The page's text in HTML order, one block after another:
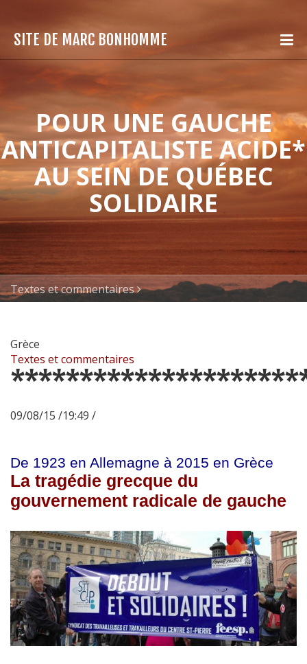
SITE DE MARC BONHOMME
POUR UNE GAUCHE
ANTICAPITALISTE ACIDE*
AU SEIN DE QUÉBEC
SOLIDAIRE
Textes et commentaires
Grèce
Textes et commentaires
09/08/15 /19:49 /
De 1923 en Allemagne à 2015 en Grèce
La tragédie grecque du
gouvernement radicale de gauche